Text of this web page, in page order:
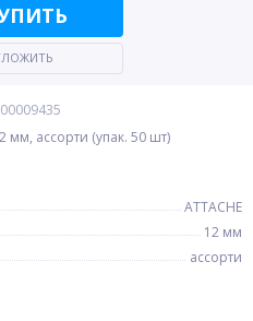
мм, ассорти (упак. 50 шт)
ATTACHE
12 мм
ассорти